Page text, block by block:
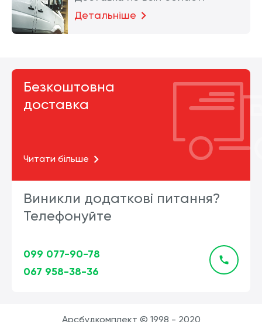
Детальніше
Безкоштовна
доставка
Читати більше
Виникли додаткові питання?
Телефонуйте
099 077-90-78
067 958-38-36
Арсбудкомплект © 1998 - 2020